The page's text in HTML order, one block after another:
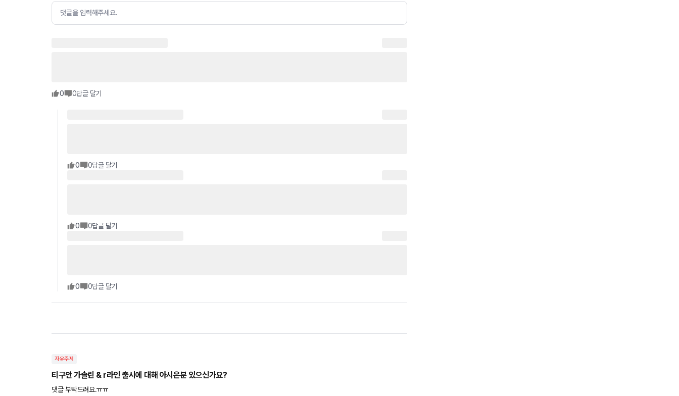
댓글을 입력해주세요.
0 0답글 달기
0 0답글 달기
0 0답글 달기
0 0답글 달기
자유주제
티구안 가솔린 & r라인 출시에 대해 아시은분 있으신가요?
댓글 부탁드려요.ㅠㅠ